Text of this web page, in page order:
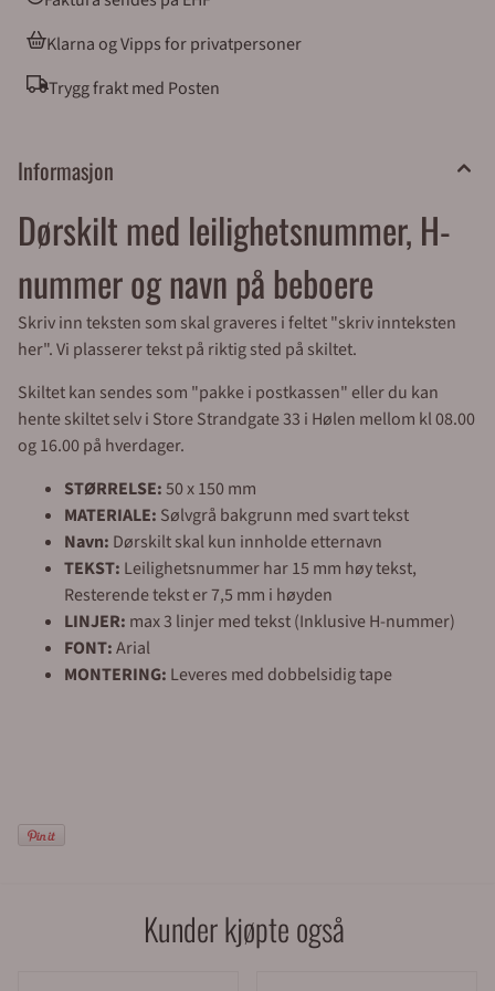
Klarna og Vipps for privatpersoner
Trygg frakt med Posten
Informasjon
Dørskilt med leilighetsnummer, H-
nummer og navn på beboere
Skriv inn teksten som skal graveres i feltet "skriv innteksten
her". Vi plasserer tekst på riktig sted på skiltet.
Skiltet kan sendes som "pakke i postkassen" eller du kan
hente skiltet selv i Store Strandgate 33 i Hølen mellom kl 08.00
og 16.00 på hverdager.
STØRRELSE:50 x 150 mm
MATERIALE: Sølvgrå bakgrunn med svart tekst
Navn: Dørskilt skal kun innholde etternavn
TEKST: Leilighetsnummer har 15 mm høy tekst,
Resterende tekst er 7,5 mm i høyden
LINJER: max 3 linjer med tekst (Inklusive H-nummer)
FONT:Arial
MONTERING: Leveres med dobbelsidig tape
Kunder kjøpte også